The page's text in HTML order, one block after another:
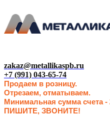
zakaz@metallikaspb.ru
+7 (991) 043-65-74
Продаем в розницу.
Отрезаем, отматываем.
Минимальная сумма счета -
ПИШИТЕ, ЗВОНИТЕ!